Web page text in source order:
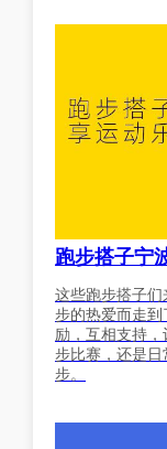
跑步搭子宁
这些跑步搭子
步的热爱而走
励，互相支持
步比赛，还是
步。